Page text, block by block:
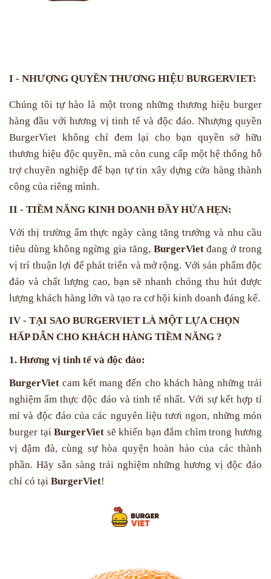
I - NHƯỢNG QUYỀN THƯƠNG HIỆU BURGERVIET:
Chúng tôi tự hào là một trong những thương hiệu burger
hàng đầu với hương vị tinh tế và độc đáo. Nhượng quyền
BurgerViet không chỉ đem lại cho bạn quyền sở hữu
thương hiệu độc quyền, mà còn cung cấp một hệ thống hỗ
trợ chuyên nghiệp để bạn tự tin xây dựng cửa hàng thành
công của riêng mình.
II - TIỀM NĂNG KINH DOANH ĐẦY HỨA HẸN:
Với thị trường ẩm thực ngày càng tăng trưởng và nhu cầu
tiêu dùng không ngừng gia tăng, BurgerVietđang ở trong
vị trí thuận lợi để phát triển và mở rộng. Với sản phẩm độc
đáo và chất lượng cao, bạn sẽ nhanh chóng thu hút được
lượng khách hàng lớn và tạo ra cơ hội kinh doanh đáng kể.
IV - TẠI SAO BURGERVIET LÀ MỘT LỰA CHỌN
HẤP DẪN CHO KHÁCH HÀNG TIỀM NĂNG ?
1. Hương vị tinh tế và độc đáo:
BurgerViet cam kết mang đến cho khách hàng những trải
nghiệm ẩm thực độc đáo và tinh tế nhất. Với sự kết hợp tỉ
mỉ và độc đáo của các nguyên liệu tươi ngon, những món
burger tạiBurgerViet sẽ khiến bạn đắm chìm trong hương
vị đậm đà, cùng sự hòa quyện hoàn hảo của các thành
phần. Hãy sẵn sàng trải nghiệm những hương vị độc đáo
chỉ có tại BurgerViet!